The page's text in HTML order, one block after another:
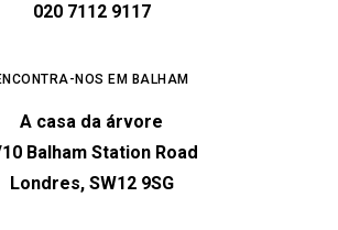
020 7112 9117
NOS EM BALHAM
A casa da árvore
Balham Station Road
Londres, SW12 9SG